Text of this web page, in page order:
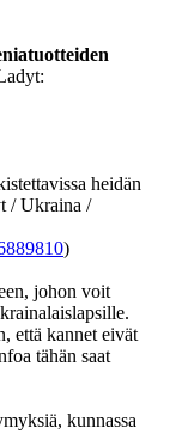
heidän
/ Ukraina /
)
johon voit
että kannet eivät
tähän saat
kunnassa